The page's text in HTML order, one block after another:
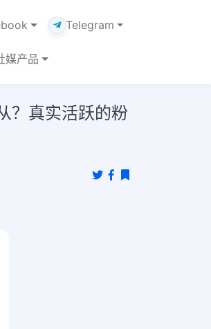
Telegram
媒产品
？真实活跃的粉